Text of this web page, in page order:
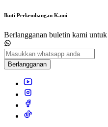
Ikuti Perkembangan Kami
Berlangganan buletin kami
Berlangganan